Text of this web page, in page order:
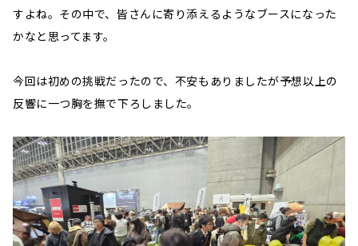
すよね。その中で、皆さんに寄り添えるようなブースになった
かなと思ってます。
今回は初めの挑戦だったので、不安もありましたが予想以上の
反響に一つ胸を撫で下ろしました。